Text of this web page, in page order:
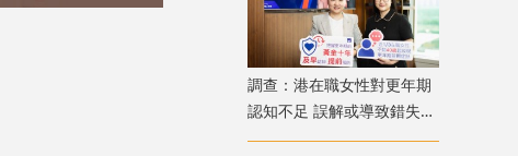
調查：港在職女性對更年期
認知不足 誤解或導致錯失
「黃金預防期」